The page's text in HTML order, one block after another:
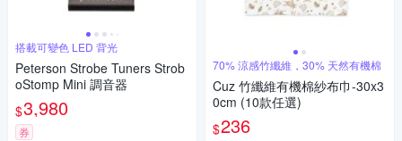
搭載可變色 LED 背光
Peterson Strobe Tuners Strob
oStomp Mini 調音器
$3,980
券
70% 涼感竹纖維，30% 天然有機棉
Cuz 竹纖維有機棉紗布巾-30x3
0cm (10款任選)
$236